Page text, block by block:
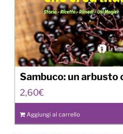
Sambuco: un arbusto
2,60€
Aggiungi al carrello